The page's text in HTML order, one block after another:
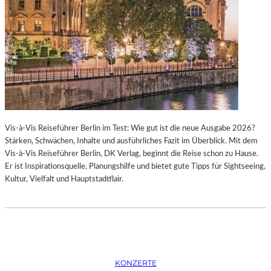
K
T
I
O
N
M
I
T
H
M
B
U
R
O
S
O
P
E
R
I
N
M
Ü
C
H
E
N
P
Vis-à-Vis Reiseführer Berlin im Test: Wie gut ist die neue Ausgabe 2026?
Stärken, Schwächen, Inhalte und ausführliches Fazit im Überblick. Mit dem
Vis-à-Vis Reiseführer Berlin, DK Verlag, beginnt die Reise schon zu Hause.
Er ist Inspirationsquelle, Planungshilfe und bietet gute Tipps für Sightseeing,
Kultur, Vielfalt und Hauptstadtflair.
KONZERTE